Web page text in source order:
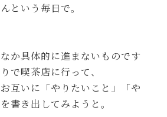
という毎日で。
か具体的に進まないものです
で喫茶店に行って、
互いに「やりたいこと」「や
書き出してみようと。